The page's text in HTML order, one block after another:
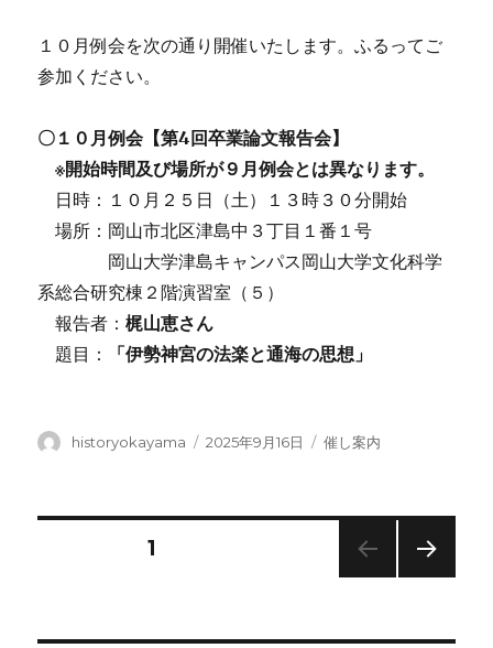
１０月例会を次の通り開催いたします。ふるってご
参加ください。
〇１０月例会【第4回卒業論文報告会】
※開始時間及び場所が９月例会とは異なります。
日時：１０月２５日（土）１３時３０分開始
場所：岡山市北区津島中３丁目１番１号
岡山大学津島キャンパス岡山大学文化科学
系総合研究棟２階演習室（５）
報告者：梶山恵さん
題目：
「伊勢神宮の法楽と通海の思想」
投
historyokayama
投
2025年9月16日
カ
催し案内
固定ページ1